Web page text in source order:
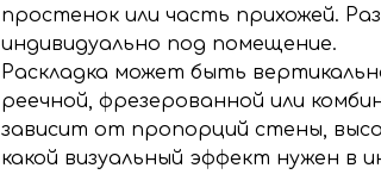
простенок или часть прихожей.
индивидуально под помещение.
Раскладка может быть
реечной, фрезерованной или
зависит от пропорций стены,
какой визуальный эффект нужен в